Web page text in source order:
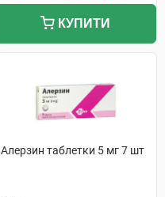
КУПИТИ
Алерзин таблетки 5 мг 7 шт